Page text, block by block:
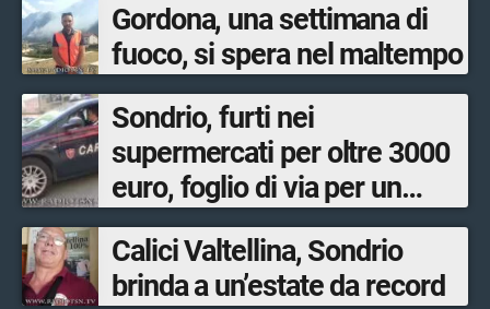
Gordona, una settimana di
fuoco, si spera nel maltempo
Sondrio, furti nei
supermercati per oltre 3000
euro, foglio di via per un
ventinovenne
Calici Valtellina, Sondrio
brinda a un’estate da record